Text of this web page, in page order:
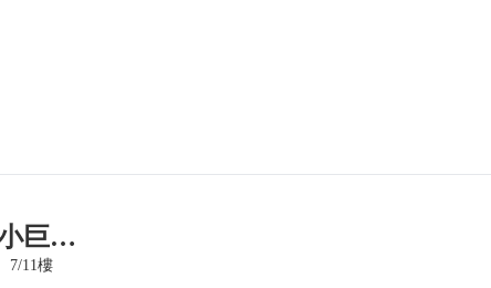
太子敦園高樓電梯三房🍎雙坡平車位👍小巨蛋捷運
7/11樓